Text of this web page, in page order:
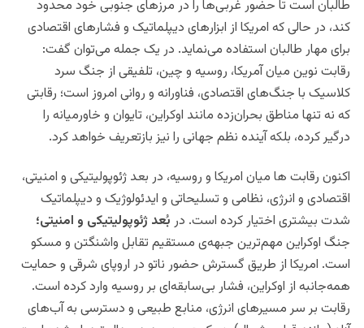
طالبان است تا حضور غربی‌ها را در مرزهای جنوبی خود محدود
کند، در حالی که امریکا از ابزارهای دیپلماتیک و فشارهای اقتصادی
برای مهار طالبان استفاده می‌نماید. در یک جمله می‌توان گفت:
رقابت نوین میان آمریکا، روسیه و چین، تلفیقی از جنگ سرد
کلاسیک با جنگ‌های اقتصادی، فناورانه و روانی امروز است؛ رقابتی
که نه تنها مناطق بحران‌زده مانند اوکراین، تایوان و خاورمیانه را
درگیر کرده، بلکه آینده نظم جهانی را نیز بازتعریف خواهد کرد.
اکنون رقابت ها میان امریکا و روسیه، در بعد ژئوپولیتیکی و امنیتی،
اقتصادی و انرژی، نظامی و تسلیحاتی و ایدئولوژیک و دیپلماتیک
شدت بیشتری اختیار کرده است. در بُعد ژئوپولیتیکی و امنیتی؛
جنگ اوکراین مهم‌ترین جبهه‌ی مستقیم تقابل واشنگتن و مسکو
است. امریکا از طریق گسترش حضور ناتو در اروپای شرقی و حمایت
همه‌جانبه از اوکراین، فشار بی‌سابقه‌ای بر روسیه وارد کرده است.
رقابت بر سر مسیرهای انرژی، منابع طبیعی و دسترسی به آب‌های